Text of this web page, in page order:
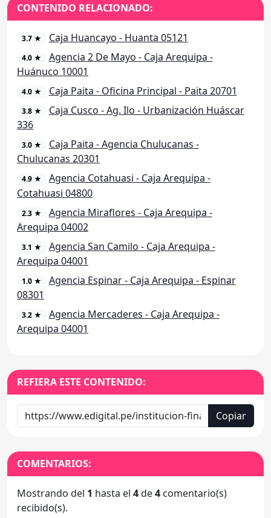
CONTENIDO RELACIONADO:
3.7 ★ Caja Huancayo - Huanta 05121
4.0 ★
Agencia 2 De Mayo - Caja Arequipa -
Huánuco 10001
4.0 ★ Caja Paita - Oficina Principal - Paita 20701
3.8 ★
Caja Cusco - Ag. Ilo - Urbanización Huáscar
336
3.0 ★
Caja Paita - Agencia Chulucanas -
Chulucanas 20301
4.9 ★
Agencia Cotahuasi - Caja Arequipa -
Cotahuasi 04800
2.3 ★
Agencia Miraflores - Caja Arequipa -
Arequipa 04002
3.1 ★
Agencia San Camilo - Caja Arequipa -
Arequipa 04001
1.0 ★
Agencia Espinar - Caja Arequipa - Espinar
08301
3.2 ★
Agencia Mercaderes - Caja Arequipa -
Arequipa 04001
REFIERA ESTE CONTENIDO:
Copiar
COMENTARIOS:
Mostrando del 1 hasta el 4de4 comentario(s)
recibido(s).